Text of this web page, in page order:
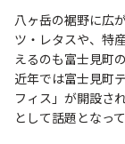
八ヶ岳の裾野に広
ツ・レタスや、特
えるのも富士見町
近年では富士見町
フィス」が開設さ
として話題となって